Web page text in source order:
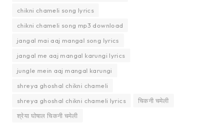
chikni chameli song lyrics
chikni chameli song mp3 download
jangal mai aaj mangal song lyrics
jangal me aaj mangal karungi lyrics
jungle mein aaj mangal karungi
shreya ghoshal chikni chameli
shreya ghoshal chikni chameli lyrics
चिकनी चमेली
श्रेया घोषाल चिकनी चमेली